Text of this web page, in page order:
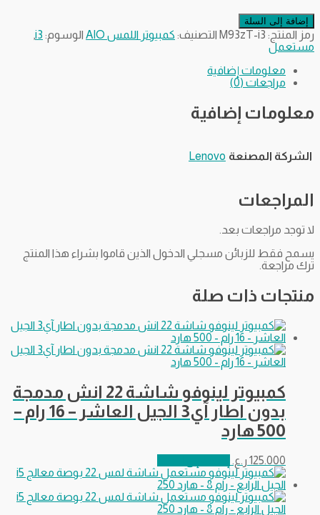
إضافة إلى السلة
رمز المنتج: M93zT-i3 التصنيف: كمبيوتر اللمس AIO الوسوم: i3
,
مستعمل
معلومات إضافية
مراجعات (0)
معلومات إضافية
الشركة المصنعة Lenovo
المراجعات
لا توجد مراجعات بعد.
يسمح فقط للزبائن مسجلي الدخول الذين قاموا بشراء هذا المنتج
ترك مراجعة.
منتجات ذات صلة
كمبيوتر لينوفو شاشة 22 انش مدمجة
بدون اطار آي3 الجيل العاشر – 16 رام –
500 هارد
125.000 ر.ع.